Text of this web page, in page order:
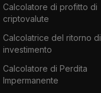
Calcolatore di profitto di
criptovalute
Calcolatrice del ritorno di
investimento
Calcolatore di Perdita
Impermanente